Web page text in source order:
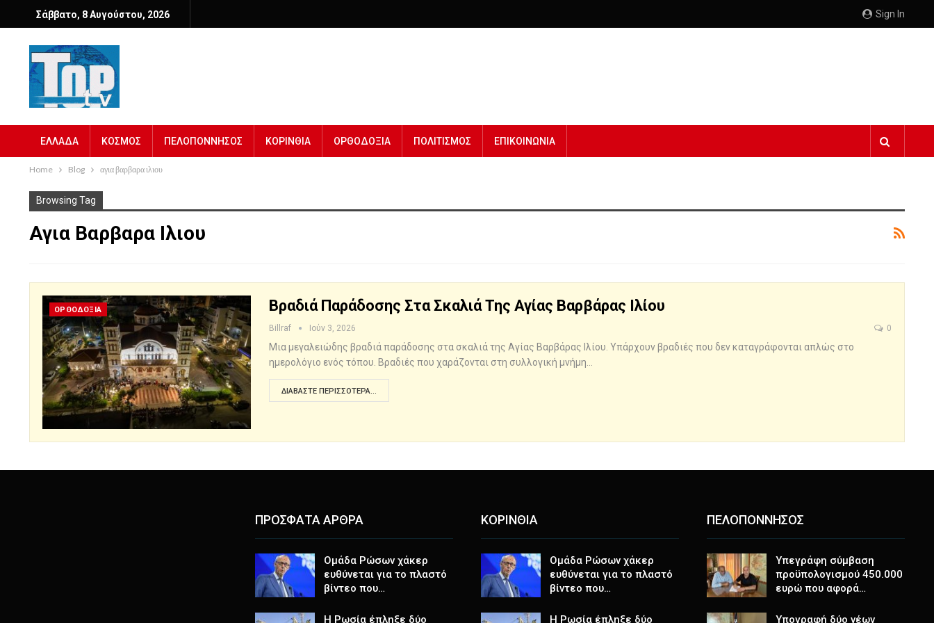
Sign In
Σάββατο, 8 Αυγούστου, 2026
ΕΛΛΑΔΑ ΚΟΣΜΟΣ ΠΕΛΟΠΟΝΝΗΣΟΣ ΚΟΡΙΝΘΙΑ ΟΡΘΟΔΟΞΙΑ ΠΟΛΙΤΙΣΜΟΣ ΕΠΙΚΟΙΝΩΝΙΑ
Home Blog αγια βαρβαρα ιλιου
Browsing Tag
Αγια Βαρβαρα Ιλιου
ΟΡΘΟΔΟΞΙΑ Βραδιά Παράδοσης Στα Σκαλιά Της Αγίας Βαρβάρας Ιλίου
Billraf Ιούν 3, 2026 0
Μια μεγαλειώδης βραδιά παράδοσης στα σκαλιά της Αγίας Βαρβάρας Ιλίου. Υπάρχουν βραδιές που δεν καταγράφονται απλώς στο
ημερολόγιο ενός τόπου. Βραδιές που χαράζονται στη συλλογική μνήμη…
ΔΙΑΒΆΣΤΕ ΠΕΡΙΣΣΌΤΕΡΑ...
ΠΡΟΣΦΑΤΑ ΑΡΘΡΑ
Ομάδα Ρώσων χάκερ
ευθύνεται για το πλαστό
βίντεο που…
Η Ρωσία έπληξε δύο
ΚΟΡΙΝΘΙΑ
Ομάδα Ρώσων χάκερ
ευθύνεται για το πλαστό
βίντεο που…
Η Ρωσία έπληξε δύο
ΠΕΛΟΠΟΝΝΗΣΟΣ
Υπεγράφη σύμβαση
προϋπολογισμού 450.000
ευρώ που αφορά…
Υπογραφή δύο νέων